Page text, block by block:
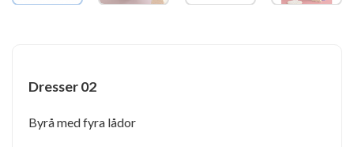
Dresser 02
Byrå med fyra lådor